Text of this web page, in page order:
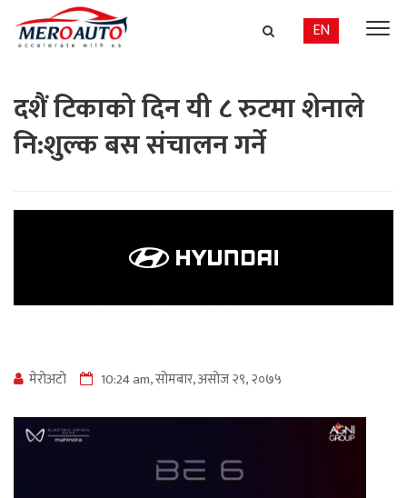
EN
दशैं टिकाको दिन यी ८ रुटमा शेनाले
नि:शुल्क बस संचालन गर्ने
मेराेअटाे 10:24 am, सोमबार, असोज २९, २०७५